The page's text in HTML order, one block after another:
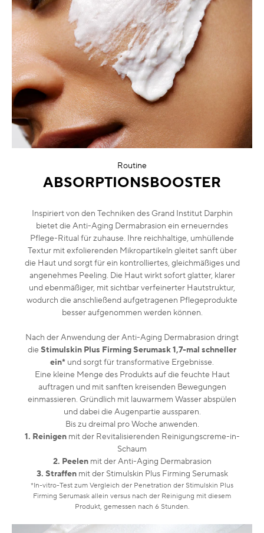
Routine
ABSORPTIONSBOOSTER
Inspiriert von den Techniken des Grand Institut Darphin
bietet die Anti-Aging Dermabrasion ein erneuerndes
Pflege-Ritual für zuhause. Ihre reichhaltige, umhüllende
Textur mit exfolierenden Mikropartikeln gleitet sanft über
die Haut und sorgt für ein kontrolliertes, gleichmäßiges und
angenehmes Peeling. Die Haut wirkt sofort glatter, klarer
und ebenmäßiger, mit sichtbar verfeinerter Hautstruktur,
wodurch die anschließend aufgetragenen Pflegeprodukte
besser aufgenommen werden können.
Nach der Anwendung der Anti-Aging Dermabrasion dringt
die Stimulskin Plus Firming Serumask 1,7-mal schneller
ein* und sorgt für transformative Ergebnisse.
Eine kleine Menge des Produkts auf die feuchte Haut
auftragen und mit sanften kreisenden Bewegungen
einmassieren. Gründlich mit lauwarmem Wasser abspülen
und dabei die Augenpartie aussparen.
Bis zu dreimal pro Woche anwenden.
1. Reinigenmit der Revitalisierenden Reinigungscreme-in-
Schaum
2. Peelenmit der Anti-Aging Dermabrasion
3. Straffenmit der Stimulskin Plus Firming Serumask
*In-vitro-Test zum Vergleich der Penetration der Stimulskin Plus
Firming Serumask allein versus nach der Reinigung mit diesem
Produkt, gemessen nach 6 Stunden.